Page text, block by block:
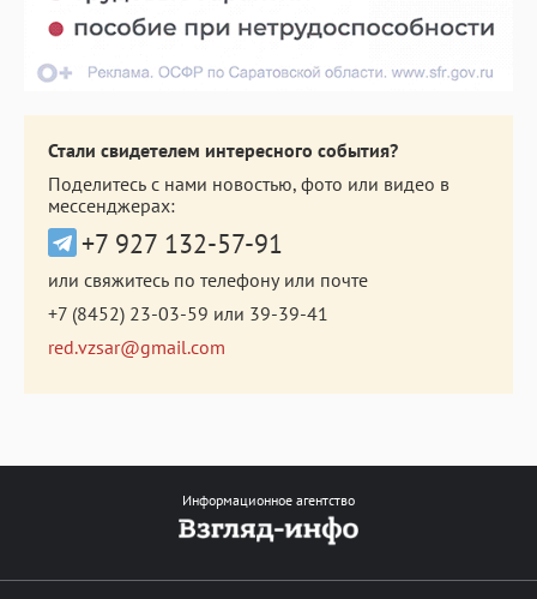
Стали свидетелем интересного события?
Поделитесь с нами новостью, фото или видео в
мессенджерах:
+7 927 132-57-91
или свяжитесь по телефону или почте
+7 (8452) 23-03-59 или 39-39-41
red.vzsar@gmail.com
Информационное агентство